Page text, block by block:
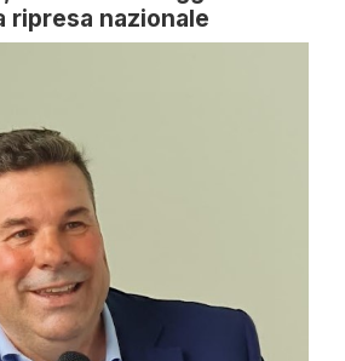
ripresa nazionale